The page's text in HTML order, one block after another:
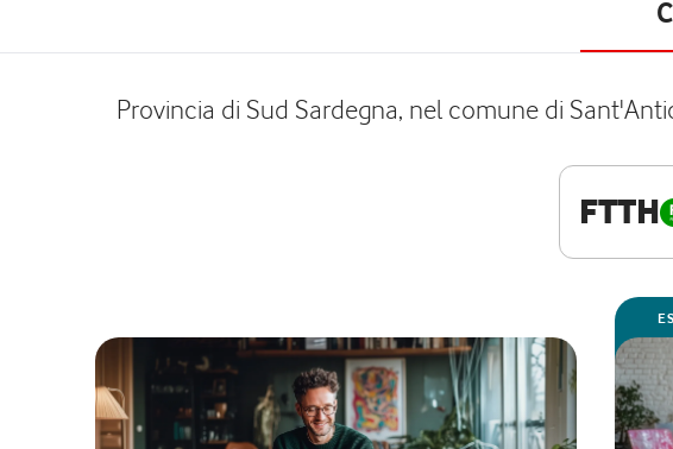
Provincia di Sud Sardegna, nel comune di
FTTH